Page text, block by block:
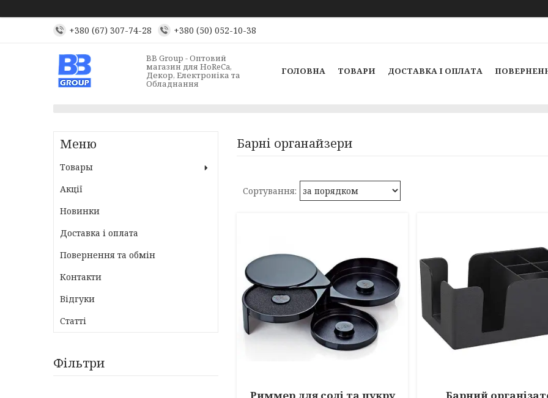
+380 (67) 307-74-28 +380 (50) 052-10-38
BB Group - Оптовий
магазин для HoReCa,
Декор, Електроніка та
Обладнання
ГОЛОВНА ТОВАРИ ДОСТАВКА І ОПЛАТА
Барні органайзери
Товары
Акції
Новинки
Доставка і оплата
Повернення та обмін
Контакти
Відгуки
Статті
Фільтри